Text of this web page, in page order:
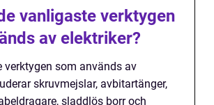
vanligaste verktygen
av elektriker?
verktygen som används av
skruvmejslar, avbitartänger,
sladdlös borr och